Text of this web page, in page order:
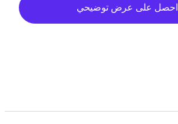
احصل على عرض توضيحي